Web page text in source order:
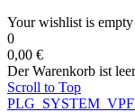
Your wishlist is empty
0
0,00 €
Der Warenkorb ist
Scroll to Top